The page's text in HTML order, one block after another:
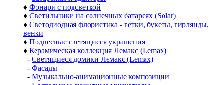
♦ Фонари с подсветкой
♦ Светильники на солнечных батареях (Solar)
♦ Светодиодная флористика - ветки, букеты, гирлянды,
венки
♦ Подвесные светящиеся украшения
♦ Керамическая коллекция Лемакс (Lemax)
- Светящиеся домики Лемакс (Lemax)
- Фасады
- Музыкально-анимационные композиции